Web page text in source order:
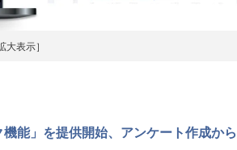
大表示］
能」を提供開始、アンケート作成から